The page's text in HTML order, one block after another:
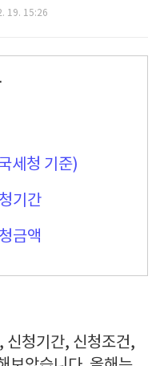
19. 15:26
세청 기준)
기간
금액
신청기간, 신청조건,